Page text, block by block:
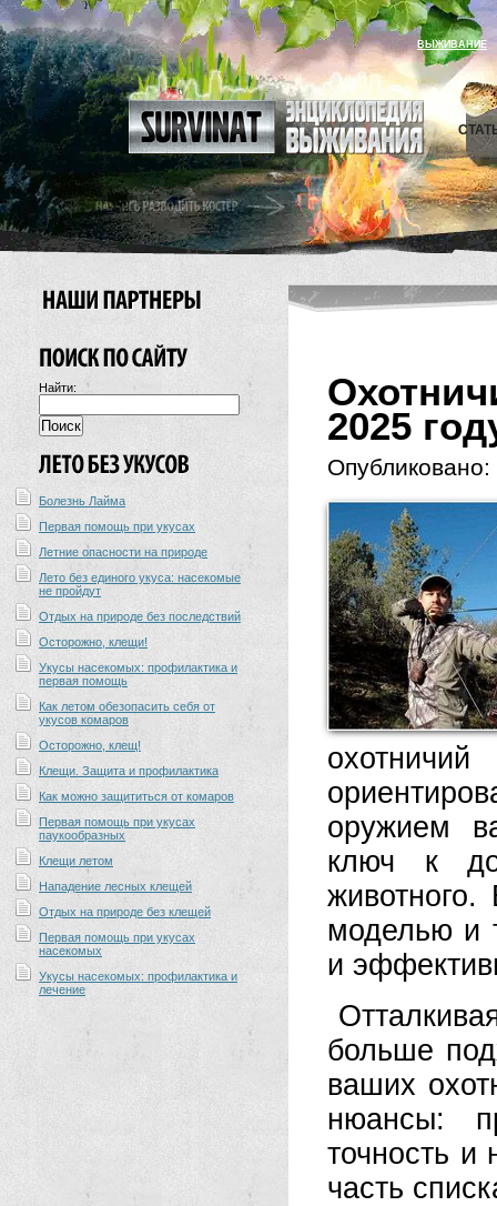
ВЫЖИВАНИЕ
Найти:
Болезнь Лайма
Первая помощь при укусах
Летние опасности на природе
Лето без единого укуса: насекомые
не пройдут
Отдых на природе без последствий
Осторожно, клещи!
Укусы насекомых: профилактика и
первая помощь
Как летом обезопасить себя от
укусов комаров
Осторожно, клещ!
Клещи. Защита и профилактика
Как можно защититься от комаров
Первая помощь при укусах
паукообразных
Клещи летом
Нападение лесных клещей
Отдых на природе без клещей
Первая помощь при укусах
насекомых
Укусы насекомых: профилактика и
лечение
2025
Опубликовано:
оружием
ключ к
моделью и
и
больше
ваших
нюансы:
точность
часть